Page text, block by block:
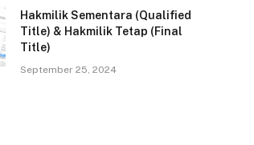
Hakmilik Sementara (Qualified
Title) & Hakmilik Tetap (Final
Title)
September 25, 2024